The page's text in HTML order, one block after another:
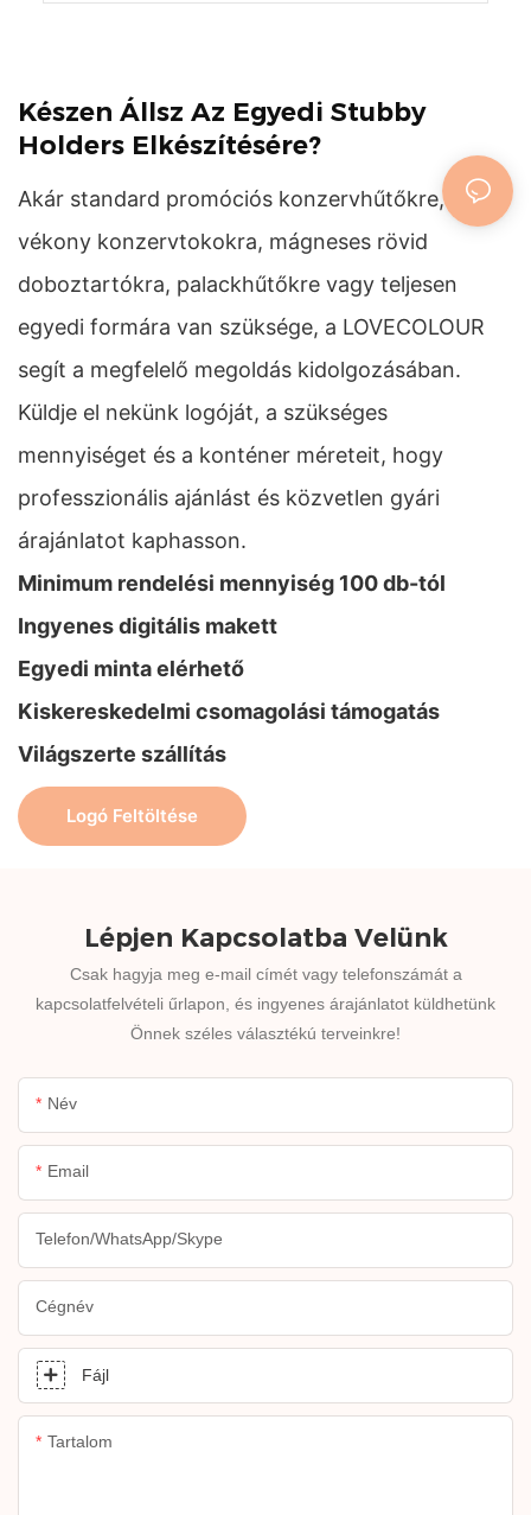
Készen Állsz Az Egyedi Stubby
Holders Elkészítésére?
Akár standard promóciós konzervhűtőkre,
vékony konzervtokokra, mágneses rövid
doboztartókra, palackhűtőkre vagy teljesen
egyedi formára van szüksége, a LOVECOLOUR
segít a megfelelő megoldás kidolgozásában.
Küldje el nekünk logóját, a szükséges
mennyiséget és a konténer méreteit, hogy
professzionális ajánlást és közvetlen gyári
árajánlatot kaphasson.
Minimum rendelési mennyiség 100 db-tól
Ingyenes digitális makett
Egyedi minta elérhető
Kiskereskedelmi csomagolási támogatás
Világszerte szállítás
Logó Feltöltése
Lépjen Kapcsolatba Velünk
Csak hagyja meg e-mail címét vagy telefonszámát a
kapcsolatfelvételi űrlapon, és ingyenes árajánlatot küldhetünk
Önnek széles választékú terveinkre!
Név
Email
Telefon/WhatsApp/Skype
Cégnév
Fájl
Tartalom